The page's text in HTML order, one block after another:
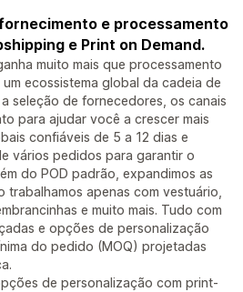
e processamento
e Print on Demand.
muito mais que processamento
ecossistema global da cadeia de
seleção de fornecedores, os canais
para ajudar você a crescer mais
confiáveis de 5 a 12 dias e
vários pedidos para garantir o
do POD padrão, expandimos as
trabalhamos apenas com vestuário,
e muito mais. Tudo com
e opções de personalização
do pedido (MOQ) projetadas
de personalização com print-